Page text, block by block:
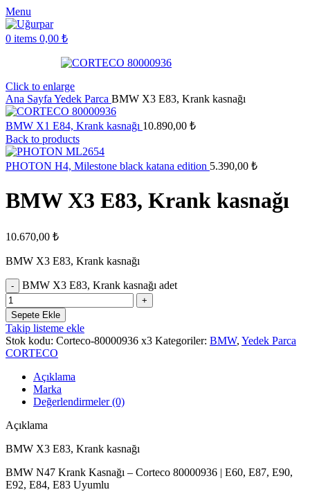
Menu
0 items 0,00 ₺
Click to enlarge
Ana Sayfa Yedek Parca BMW X3 E83, Krank kasnağı
BMW X1 E84, Krank kasnağı 10.890,00 ₺
Back to products
PHOTON H4, Milestone black katana edition 5.390,00 ₺
BMW X3 E83, Krank kasnağı
10.670,00 ₺
BMW X3 E83, Krank kasnağı
BMW X3 E83, Krank kasnağı adet
Sepete Ekle
Takip listeme ekle
Stok kodu: Corteco-80000936 x3 Kategoriler: BMW, Yedek Parca
CORTECO
Açıklama
Marka
Değerlendirmeler (0)
Açıklama
BMW X3 E83, Krank kasnağı
BMW N47 Krank Kasnağı – Corteco 80000936 | E60, E87, E90,
E92, E84, E83 Uyumlu